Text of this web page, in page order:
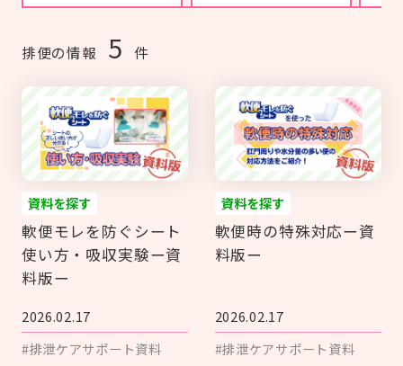
排便の情報 5 件
資料を探す
軟便モレを防ぐシート
使い方・吸収実験ー資
料版ー
2026.02.17
#排泄ケアサポート資料
資料を探す
軟便時の特殊対応ー資
料版ー
2026.02.17
#排泄ケアサポート資料